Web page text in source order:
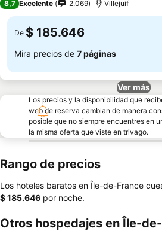
8,7 Excelente 2.069 Villejuif
De $ 185.646
Mira precios de 7 páginas
Ver más
Los precios y la disponibilidad que
web de reserva cambian de manera
posible que no siempre encuentres en
la misma oferta que viste en trivago.
Rango de precios
Los hoteles baratos en Île-de-France
‎$ 185.646 por noche.
Otros hospedajes en Île-